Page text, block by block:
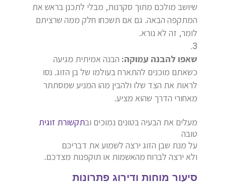
שיושב מולכם מתוך סקרנות, מבלי לתכנן בראש את
המתקפה הבאה. גם אם תשכחו חלק ממה שרציתם
לומר, זה לא נורא.
שאפו להבנה עמוקה: הבנה אמיתית מגיעה
כשאתם מוכנים להתארח בעולמו של בן הזוג. נסו
לראות את הצד שלו ולהבין מהו המניע שמסתתר
מאחורי הדרך שהוא מציע.
מעלים את הבעיה בטונים נמוכים ובתקשורת זוגית
טובה
על מנת שבן הזוג ירצה לשמוע את דבריכם
ולא ירצה לברוח מהאשמות או תוקפנות מצדכם.
סיעור מוחות ודירוג פתרונות